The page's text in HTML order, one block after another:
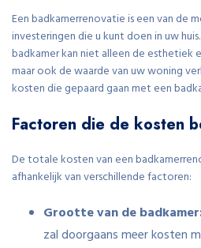
Een badkamerrenovatie is een van de
investeringen die u kunt doen in uw
badkamer kan niet alleen de
maar ook de waarde van uw woning
kosten die gepaard gaan met een
Factoren die de kosten
De totale kosten van een
afhankelijk van verschillende factoren:
Grootte van de
zal doorgaans meer kosten